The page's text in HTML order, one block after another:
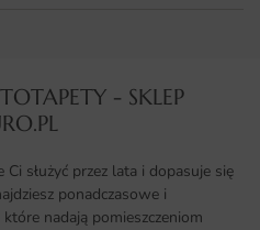
- SKLEP
służyć przez lata i dopasuje się
ponadczasowe i
które nadają pomieszczeniom